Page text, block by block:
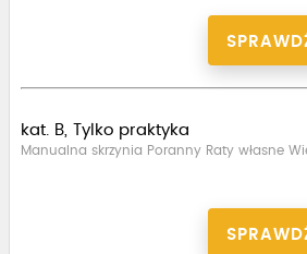
kat. B, Tylko praktyka
Manualna skrzynia Poranny Raty własne